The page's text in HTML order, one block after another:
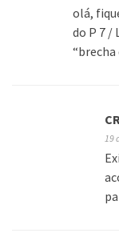
olá,
do P 7 /
19